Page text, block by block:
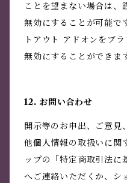
ことを望まない場合は、
無効にすることが可能
トアウト アドオンをブ
無効にすることができま
12. お問い合わせ
開示等のお申出、ご意見
他個人情報の取扱いに関
ップの「特定商取引法に
へご連絡いただくか、シ